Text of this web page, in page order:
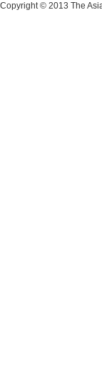
Copyright © 2013 The